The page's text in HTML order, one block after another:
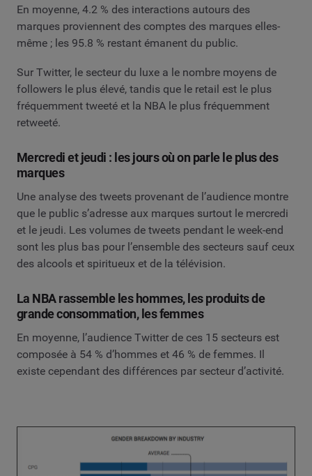
En moyenne, 4.2 % des interactions autours des
marques proviennent des comptes des marques elles-
même ; les 95.8 % restant émanent du public.
Sur Twitter, le secteur du luxe a le nombre moyens de
followers le plus élevé, tandis que le retail est le plus
fréquemment tweeté et la NBA le plus fréquemment
retweeté.
Mercredi et jeudi : les jours où on parle le plus des
marques
Une analyse des tweets provenant de l’audience montre
que le public s’adresse aux marques surtout le mercredi
et le jeudi. Les volumes de tweets pendant le week-end
sont les plus bas pour l’ensemble des secteurs sauf ceux
des alcools et spiritueux et de la télévision.
La NBA rassemble les hommes, les produits de
grande consommation, les femmes
En moyenne, l’audience Twitter de ces 15 secteurs est
composée à 54 % d’hommes et 46 % de femmes. Il
existe cependant des différences par secteur d’activité.